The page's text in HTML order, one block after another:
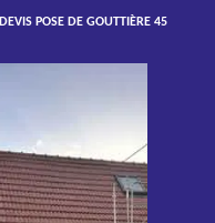
DEVIS POSE DE GOUTTIÈRE 45